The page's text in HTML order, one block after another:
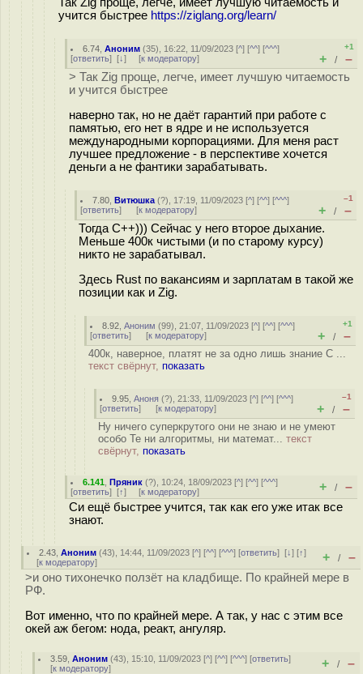
учится быстрее https://ziglang.org/learn/
6.74 ,Аноним (35), 16:22, 11/09/2023 [^] [^^] [^^^]
[ответить] [↓] [к модератору]
+1
+ / –
> Так Zig проще, легче, имеет лучшую читаемость
и учится быстрее
наверно так, но не даёт гарантий при работе с
памятью, его нет в ядре и не используется
международными корпорациями. Для меня раст
лучшее предложение - в перспективе хочется
деньги а не фантики зарабатывать.
7.80 ,Витюшка (?), 17:19, 11/09/2023 [^] [^^] [^^^]
[ответить] [к модератору]
–1
+ / –
Тогда C++))) Сейчас у него второе дыхание.
Меньше 400к чистыми (и по старому курсу)
никто не зарабатывал.
Здесь Rust по вакансиям и зарплатам в такой же
позиции как и Zig.
8.92 ,Аноним (99), 21:07, 11/09/2023 [^] [^^] [^^^]
[ответить] [к модератору]
+1
+ / –
400к, наверное, платят не за одно лишь знание С ...
текст свёрнут, показать
9.95 ,Аноня (?), 21:33, 11/09/2023 [^] [^^] [^^^]
[ответить] [к модератору]
–1
+ / –
Ну ничего суперкрутого они не знаю и не умеют
особо Те ни алгоритмы, ни математ... текст
свёрнут, показать
6.141 ,Пряник (?), 10:24, 18/09/2023 [^] [^^] [^^^]
[ответить] [↑] [к модератору] + / –
Си ещё быстрее учится, так как его уже итак все
знают.
2.43 ,Аноним (43), 14:44, 11/09/2023 [^] [^^] [^^^] [ответить][↓] [↑]
[к модератору] + / –
>и оно тихонечко ползёт на кладбище. По крайней мере в
РФ.
Вот именно, что по крайней мере. А так, у нас с этим все
окей аж бегом: нода, реакт, ангуляр.
3.59 ,Аноним (43), 15:10, 11/09/2023 [^] [^^] [^^^] [ответить]
[к модератору] + / –